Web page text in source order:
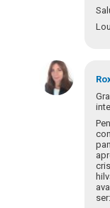
Em
resposta
ser: